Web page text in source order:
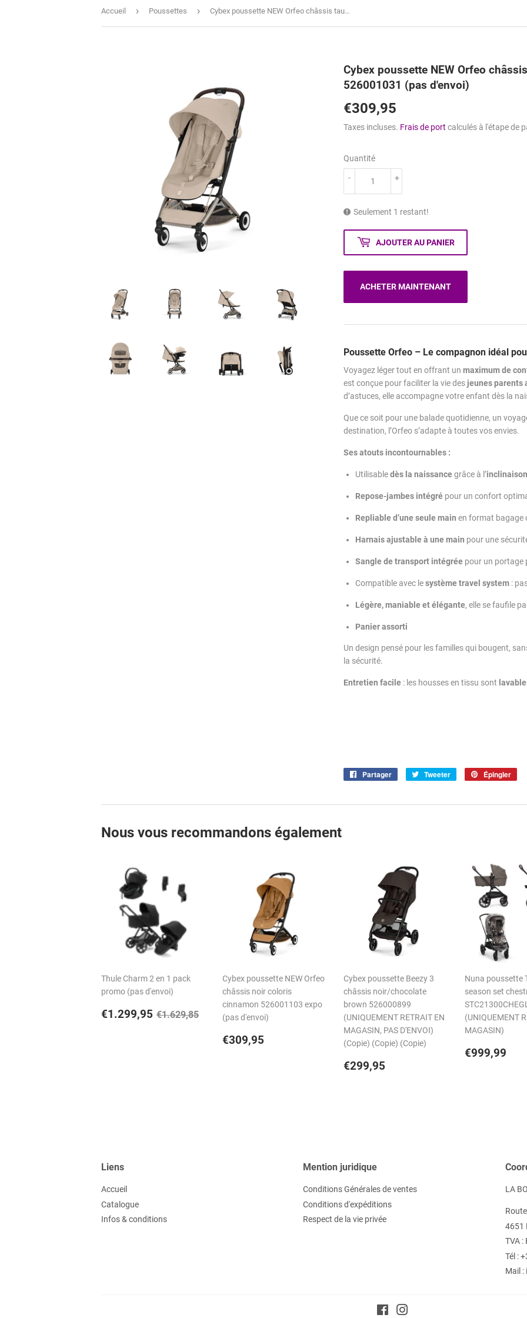
Accueil › Poussettes › Cybex poussette NEW Orfeo châssis taupe coloris almond beige 526001031 (pas d'envoi)
Cybex poussette NEW Orfeo
526001031 (pas d'envoi)
€309,95
Taxes incluses. Frais de port calculés à l'étape de
Quantité
+
-
Seulement 1 restant!
AJOUTER AU PANIER
ACHETER MAINTENANT
Poussette Orfeo – Le compagnon idéal
Voyagez léger tout en offrant un maximum de
est conçue pour faciliter la vie des jeunes parents
d’astuces, elle accompagne votre enfant dès la
Que ce soit pour une balade quotidienne, un
destination, l’Orfeo s’adapte à toutes vos envies.
Ses atouts incontournables :
Utilisabledès la naissance grâce à l’
Repose-jambes intégré pour un confort
Repliable d’une seule main en format bagage
Harnais ajustable à une main pour une
Sangle de transport intégrée pour un portage
Compatible avec lesystème travel system :
Légère, maniable et élégante, elle se faufile
Panier assorti
Un design pensé pour les familles qui bougent,
la sécurité.
Entretien facile : les housses en tissu sont
Partager
PartagerTweeter
Tweeter
Épingler
Nous vous recommandons également
Thule Charm 2 en 1 pack
promo (pas d'envoi)
Prix
€1.299,95 €1.299,95
Prix régulier
€1.629,85 €1.629,85
Cybex poussette NEW Orfeo
châssis noir coloris
cinnamon 526001103 expo
(pas d'envoi)
Prix
€309,95
Cybex poussette Beezy 3
châssis noir/chocolate
brown 526000899
(UNIQUEMENT RETRAIT EN
MAGASIN, PAS D'ENVOI)
(Copie) (Copie) (Copie)
Prix
€299,95
Nuna poussette
season set
(UNIQUEMENT
MAGASIN)
Prix
€999,99
Liens
Accueil
Catalogue
Infos & conditions
Mention juridique
Conditions Générales de ventes
Conditions d'expéditions
Respect de la vie privée
LA
4651
TVA :
Tél :
Mail
Facebook